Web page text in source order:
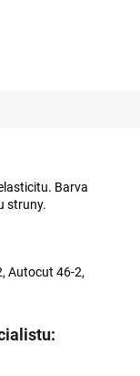
Barva
struny.
Autocut 46-2,